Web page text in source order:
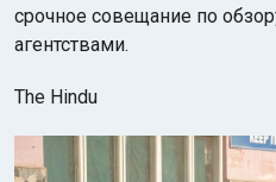
срочное совещание по
агентствами.
The Hindu